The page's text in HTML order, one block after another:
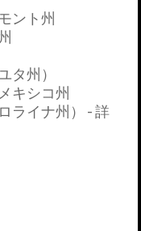
ント州
タ州）
キシコ州
ライナ州） - 詳